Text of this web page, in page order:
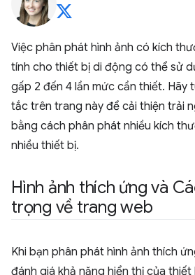
Việc phân phát hình ảnh có kích
tính cho thiết bị di động có thể sử
gấp 2 đến 4 lần mức cần thiết. Hãy
tắc trên trang này để cải thiện trải
bằng cách phân phát nhiều kích
nhiều thiết bị.
Hình ảnh thích ứng và
trọng về trang web
Khi bạn phân phát hình ảnh thích
đánh giá khả năng hiển thị của